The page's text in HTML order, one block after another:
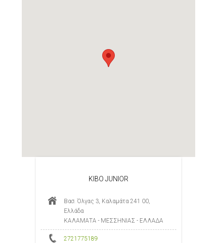
ΚΙΒΟ JUNIOR
Βασ. Όλγας 3, Καλαμάτα 241 00,
Ελλάδα
ΚΑΛΑΜΑΤΑ - ΜΕΣΣΗΝΙΑΣ - ΕΛΛΑΔΑ
2721775189